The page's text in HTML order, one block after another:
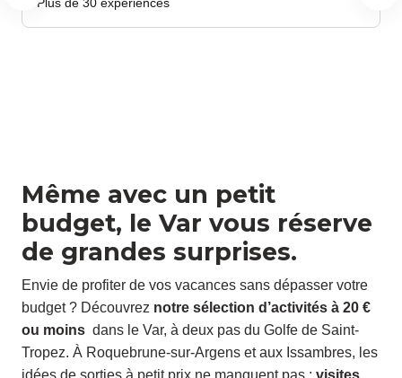
Même avec un petit
budget, le Var vous réserve
de grandes surprises.
Envie de profiter de vos vacances sans dépasser votre
budget ? Découvrez notre sélection d’activités à 20 €
ou moins dans le Var, à deux pas du Golfe de Saint-
Tropez. À Roquebrune-sur-Argens et aux Issambres, les
idées de sorties à petit prix ne manquent pas : visites